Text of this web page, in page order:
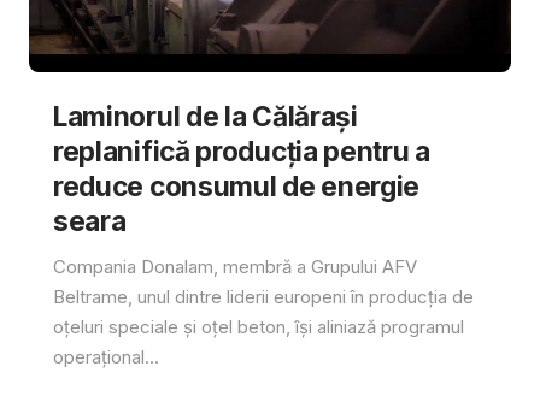
Laminorul de la Călărași
replanifică producția pentru a
reduce consumul de energie
seara
Compania Donalam, membră a Grupului AFV
Beltrame, unul dintre liderii europeni în producția de
oțeluri speciale și oțel beton, își aliniază programul
operațional...